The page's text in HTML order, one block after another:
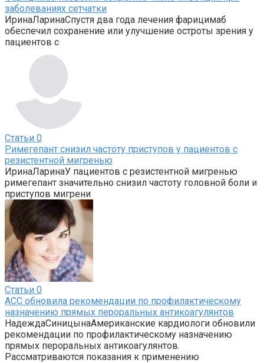
заболеваниях сетчатки
ИринаЛаринаСпустя два года лечения фарицимаб
обеспечил сохранение или улучшение остроты зрения у
пациентов с
Статьи 0
Римегепант снизил частоту приступов у пациентов с
резистентной мигренью
ИринаЛаринаУ пациентов с резистентной мигренью
римегепант значительно снизил частоту головной боли и
приступов мигрени
Статьи 0
ACC обновила рекомендации по профилактическому
назначению прямых пероральных антикоагулянтов
НадеждаСиницынаАмериканские кардиологи обновили
рекомендации по профилактическому назначению
прямых пероральных антикоагулянтов.
Рассматриваются показания к применению